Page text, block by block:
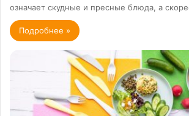
означает скудные и пресные блюда, а
Подробнее »